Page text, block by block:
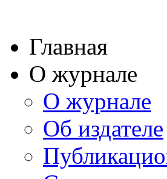
Главная
О журнале
О журнале
Об издателе